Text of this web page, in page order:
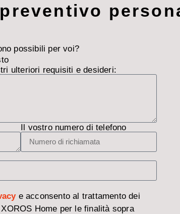
possibili per voi?
ulteriori requisiti e desideri:
Il vostro numero di telefono
e acconsento al trattamento dei
Home per le finalità sopra